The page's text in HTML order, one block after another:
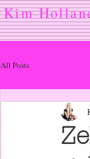
Kim
All Posts